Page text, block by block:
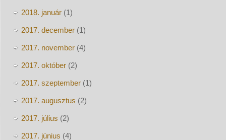
2018. január(1)
2017. december(1)
2017. november(4)
2017. október(2)
2017. szeptember(1)
2017. augusztus (2)
2017. július (2)
2017. június (4)